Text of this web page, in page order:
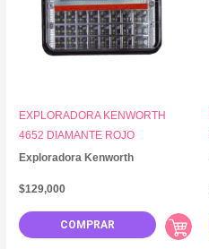
Exploradora Kenworth
EXPLORADORA KENWORTH
4652 DIAMANTE ROJO
COMPRAR
$129,000